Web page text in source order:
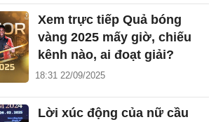
Xem trực tiếp Quả bóng
vàng 2025 mấy giờ, chiếu
kênh nào, ai đoạt giải?
18:31 22/09/2025
Lời xúc động của nữ cầu